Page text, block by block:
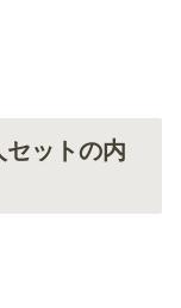
ットの内